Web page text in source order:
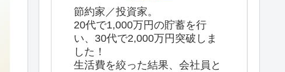
節約家／投資家。
20代で1,000万円の貯蓄を行
い、30代で2,000万円突破しま
した！
生活費を絞った結果、会社員と